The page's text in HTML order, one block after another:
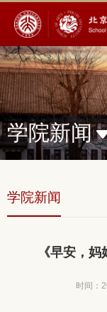
学院新闻
学院新闻
《早安，
时间：